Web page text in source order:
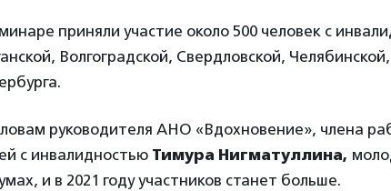
приняли участие около 500 человек с
Волгоградской, Свердловской,
руководителя АНО «Вдохновение», члена
с инвалидностью Тимура Нигматуллина,
и в 2021 году участников станет больше.